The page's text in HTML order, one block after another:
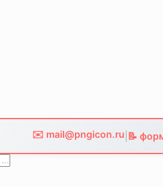
✉️ mail@pngicon.ru 📝